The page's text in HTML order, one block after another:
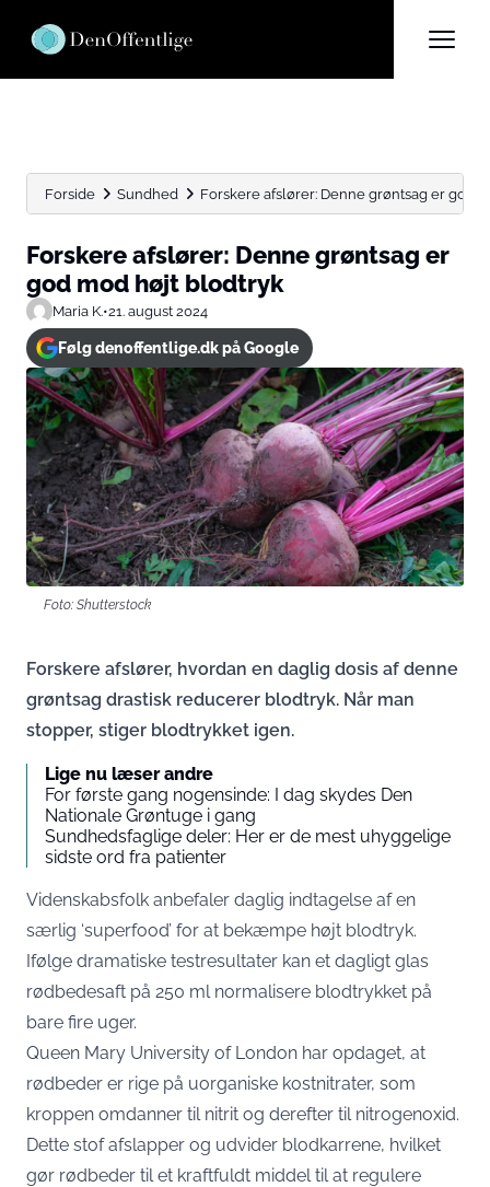
Forside Sundhed Forskere afslører: Denne grøntsag er god
Forskere afslører: Denne grøntsag er
god mod højt blodtryk
Maria K.•21. august 2024
Følg denoffentlige.dk på Google
Foto: Shutterstock
Forskere afslører, hvordan en daglig dosis af denne
grøntsag drastisk reducerer blodtryk. Når man
stopper, stiger blodtrykket igen.
Lige nu læser andre
For første gang nogensinde: I dag skydes Den
Nationale Grøntuge i gang
Sundhedsfaglige deler: Her er de mest uhyggelige
sidste ord fra patienter
Videnskabsfolk anbefaler daglig indtagelse af en
særlig ‘superfood’ for at bekæmpe højt blodtryk.
Ifølge dramatiske testresultater kan et dagligt glas
rødbedesaft på 250 ml normalisere blodtrykket på
bare fire uger.
Queen Mary University of London har opdaget, at
rødbeder er rige på uorganiske kostnitrater, som
kroppen omdanner til nitrit og derefter til nitrogenoxid.
Dette stof afslapper og udvider blodkarrene, hvilket
gør rødbeder til et kraftfuldt middel til at regulere